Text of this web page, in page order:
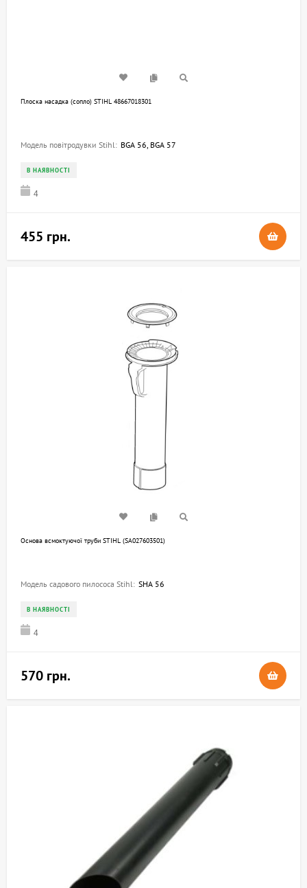
Плоска насадка (сопло) STIHL 48667018301
Модель повітродувки Stihl: BGA 56, BGA 57
В НАЯВНОСТІ
4
455 грн.
Основа всмоктуючої труби STIHL (SA027603501)
Модель садового пилососа Stihl: SHA 56
В НАЯВНОСТІ
4
570 грн.